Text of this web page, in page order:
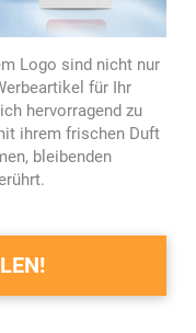
Logo sind nicht nur
für Ihr
hervorragend zu
ihrem frischen Duft
bleibenden